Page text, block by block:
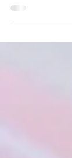
mannen-site